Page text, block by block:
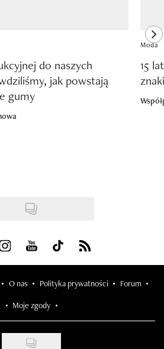
do naszych
jak powstają
gumy
Moda
15
Facebook
us on Instagram
Visit us on Youtube
Visit us on Tiktok
Visit us on Rss
O nas Polityka prywatności Forum
Moje zgody